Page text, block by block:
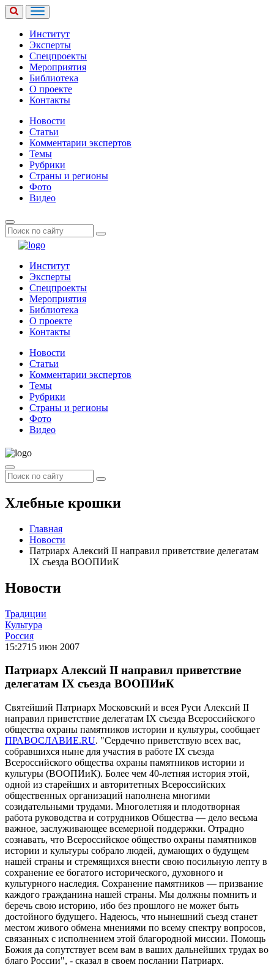
Институт
Эксперты
Спецпроекты
Мероприятия
Библиотека
О проекте
Контакты
Новости
Статьи
Комментарии экспертов
Темы
Рубрики
Страны и регионы
Фото
Видео
Институт
Эксперты
Спецпроекты
Мероприятия
Библиотека
О проекте
Контакты
Новости
Статьи
Комментарии экспертов
Темы
Рубрики
Страны и регионы
Фото
Видео
Хлебные крошки
Главная
Новости
Патриарх Алексий II направил приветствие делегатам
IX съезда ВООПИиК
Новости
Традиции
Культура
Россия
15:2715 июн 2007
Патриарх Алексий II направил приветствие
делегатам IX съезда ВООПИиК
Святейший Патриарх Московский и всея Руси Алексий II
направил приветствие делегатам IX съезда Всероссийского
общества охраны памятников истории и культуры, сообщает
ПРАВОСЛАВИЕ.RU. "Сердечно приветствую всех вас,
собравшихся ныне для участия в работе IX съезда
Всероссийского общества охраны памятников истории и
культуры (ВООПИиК). Более чем 40-летняя история этой,
одной из старейших и авторитетных Всероссийских
общественных организаций наполнена многими
созидательными трудами. Многолетняя и плодотворная
работа руководства и сотрудников Общества — дело весьма
важное, заслуживающее всемерной поддержки. Отрадно
сознавать, что Всероссийское общество охраны памятников
истории и культуры собрало людей, думающих о будущем
нашей страны и стремящихся внести свою посильную лепту в
сохранение ее богатого исторического, духовного и
культурного наследия. Сохранение памятников — призвание
каждого гражданина нашей страны. Мы должны помнить и
беречь свою историю, ибо без прошлого не может быть
достойного будущего. Надеюсь, что нынешний съезд станет
местом живого обмена мнениями по всему спектру вопросов,
связанных с исполнением этой благородной миссии. Помощь
Божия да сопутствует всем вам в ваших дальнейших трудах во
благо России", - сказал в своем послании Патриарх.